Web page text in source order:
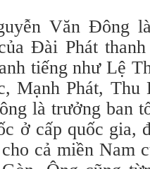
Văn Đông
Đài Phát
tiếng như Lệ
Mạnh Phát,
là trưởng ban
ở cấp quốc gia,
cả miền Nam